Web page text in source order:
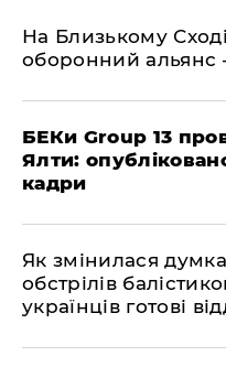
На Близькому
оборонний альянс
БЕКи Group 13
Ялти:
кадри
Як змінилася
обстрілів
українців готові